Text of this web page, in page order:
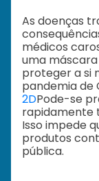
As doenças
médicos
uma
proteger a si
pandemia de
2DPode-se
rapidamente
Isso impede
produtos
pública.